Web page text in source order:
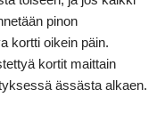
pinon
kortti oikein päin.
kortit maittain
ässästa alkaen.